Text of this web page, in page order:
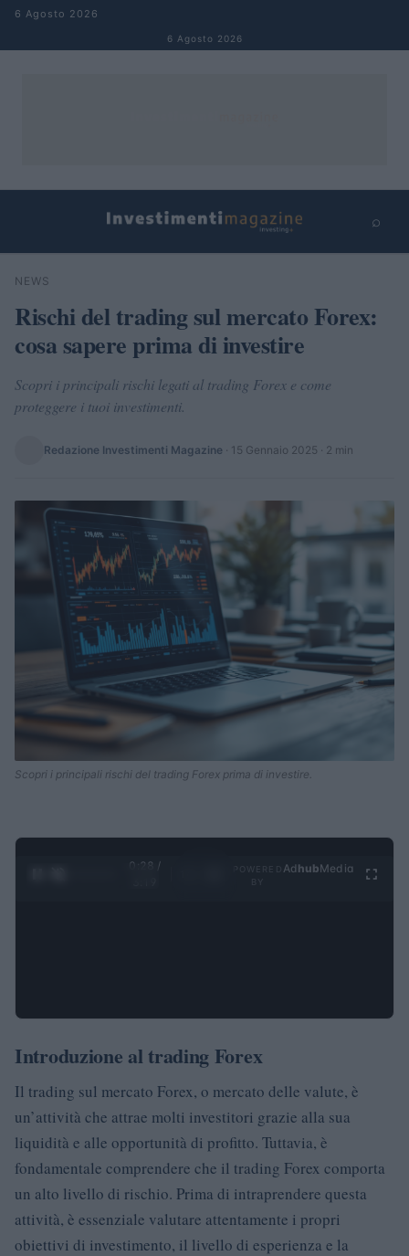
Salta al contenuto
6 Agosto 2026
6 Agosto 2026
⌕
Cerca
NEWS
Rischi del trading sul mercato Forex:
cosa sapere prima di investire
Scopri i principali rischi legati al trading Forex e come
proteggere i tuoi investimenti.
Redazione Investimenti Magazine · 15 Gennaio 2025 · 2 min
Scopri i principali rischi del trading Forex prima di investire.
0:29 /
Ad hubMedia
Introduzione al trading Forex
Il trading sul mercato Forex, o mercato delle valute, è
un’attività che attrae molti investitori grazie alla sua
liquidità e alle opportunità di profitto. Tuttavia, è
fondamentale comprendere che il trading Forex comporta
un alto livello di rischio. Prima di intraprendere questa
attività, è essenziale valutare attentamente i propri
obiettivi di investimento, il livello di esperienza e la